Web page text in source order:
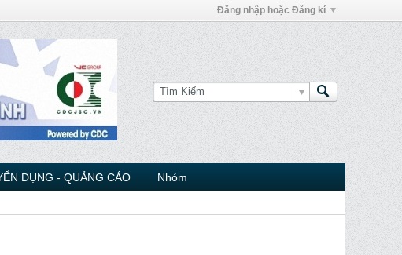
Đăng nhập hoặc Đăng kí
DỤNG - QUẢNG CÁO Nhóm